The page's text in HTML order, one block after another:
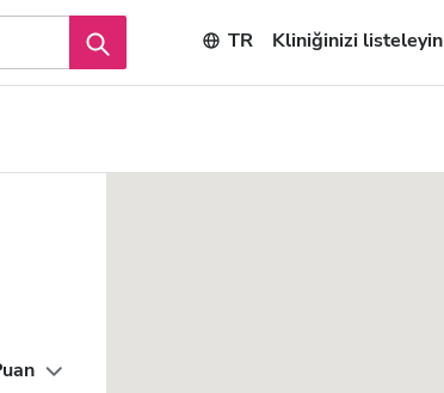
TR Kliniğinizi listeleyin